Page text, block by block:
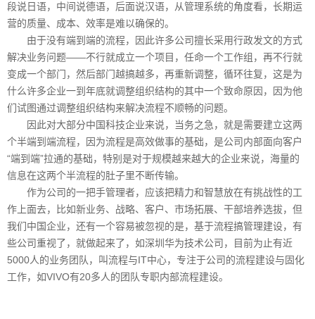
段说日语，中间说德语，后面说汉语，从管理系统的角度看，长期运
营的质量、成本、效率是难以确保的。
由于没有端到端的流程，因此许多公司擅长采用行政发文的方式
解决业务问题——不行就成立一个项目，任命一个工作组，再不行就
变成一个部门，然后部门越搞越多，再重新调整，循环往复，这是为
什么许多企业一到年底就调整组织结构的其中一个致命原因，因为他
们试图通过调整组织结构来解决流程不顺畅的问题。
因此对大部分中国科技企业来说，当务之急，就是需要建立这两
个半端到端流程，因为流程是高效做事的基础，是公司内部面向客户
“端到端”拉通的基础，特别是对于规模越来越大的企业来说，海量的
信息在这两个半流程的肚子里不断传输。
作为公司的一把手管理者，应该把精力和智慧放在有挑战性的工
作上面去，比如新业务、战略、客户、市场拓展、干部培养选拔，但
我们中国企业，还有一个容易被忽视的是，基于流程搞管理建设，有
些公司重视了，就做起来了，如深圳华为技术公司，目前为止有近
5000人的业务团队，叫流程与IT中心，专注于公司的流程建设与固化
工作，如VIVO有20多人的团队专职内部流程建设。